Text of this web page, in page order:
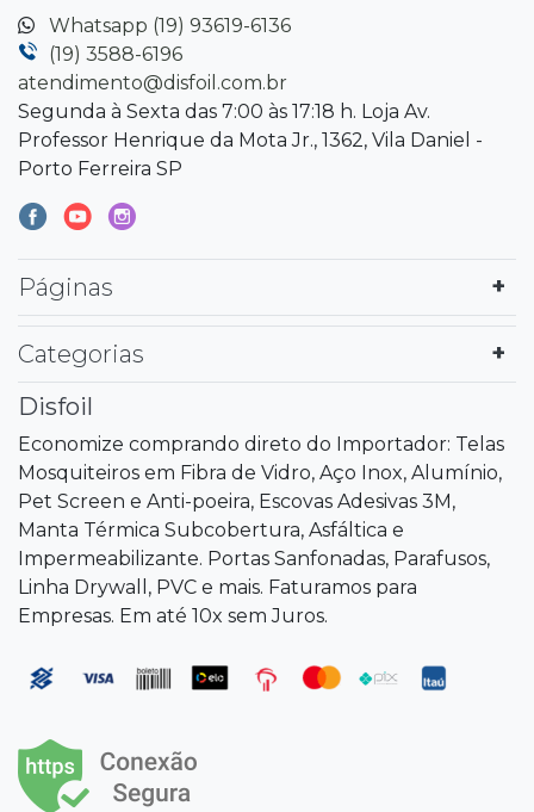
Whatsapp (19) 93619-6136
(19) 3588-6196
atendimento@disfoil.com.br
Segunda à Sexta das 7:00 às 17:18 h. Loja Av.
Professor Henrique da Mota Jr., 1362, Vila Daniel -
Porto Ferreira SP
Páginas
Categorias
Disfoil
Economize comprando direto do Importador: Telas
Mosquiteiros em Fibra de Vidro, Aço Inox, Alumínio,
Pet Screen e Anti-poeira, Escovas Adesivas 3M,
Manta Térmica Subcobertura, Asfáltica e
Impermeabilizante. Portas Sanfonadas, Parafusos,
Linha Drywall, PVC e mais. Faturamos para
Empresas. Em até 10x sem Juros.